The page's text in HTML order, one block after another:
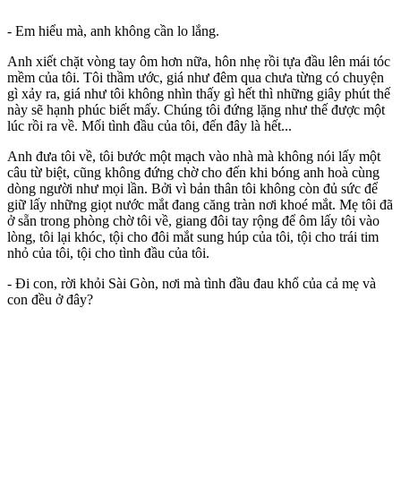
- Em hiểu mà, anh không cần lo lắng.
Anh xiết chặt vòng tay ôm hơn nữa, hôn nhẹ rồi tựa đầu lên mái tóc
mềm của tôi. Tôi thầm ước, giá như đêm qua chưa từng có chuyện
gì xảy ra, giá như tôi không nhìn thấy gì hết thì những giây phút thế
này sẽ hạnh phúc biết mấy. Chúng tôi đứng lặng như thế được một
lúc rồi ra về. Mối tình đầu của tôi, đến đây là hết...
Anh đưa tôi về, tôi bước một mạch vào nhà mà không nói lấy một
câu từ biệt, cũng không đứng chờ cho đến khi bóng anh hoà cùng
dòng người như mọi lần. Bởi vì bản thân tôi không còn đủ sức để
giữ lấy những giọt nước mắt đang căng tràn nơi khoé mắt. Mẹ tôi đã
ở sẵn trong phòng chờ tôi về, giang đôi tay rộng để ôm lấy tôi vào
lòng, tôi lại khóc, tội cho đôi mắt sung húp của tôi, tội cho trái tim
nhỏ của tôi, tội cho tình đầu của tôi.
- Đi con, rời khỏi Sài Gòn, nơi mà tình đầu đau khổ của cả mẹ và
con đều ở đây?